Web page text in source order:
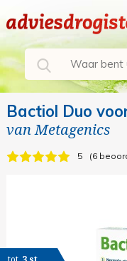
Bactiol Duo
vanMetagenics
5 6